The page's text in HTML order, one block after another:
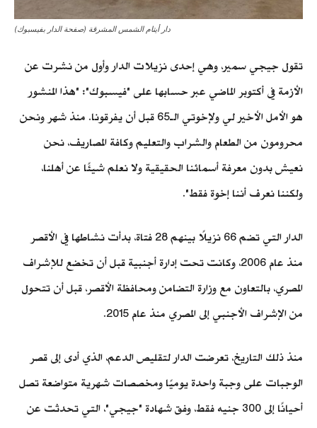
دار أيتام الشمس المشرقة (صفحة الدار بفيسبوك)
تقول جيجي سمير، وهي إحدى نزيلات الدار وأول من نشرت عن
الأزمة في أكتوبر الماضي عبر حسابها على "فيسبوك": "هذا المنشور
هو الأمل الأخير لي ولإخوتي الـ65 قبل أن يفرقونا. منذ شهر ونحن
محرومون من الطعام والشراب والتعليم وكافة المصاريف، نحن
نعيش بدون معرفة أسمائنا الحقيقية ولا نعلم شيئًا عن أهلنا،
ولكننا نعرف أننا إخوة فقط".
الدار التي تضم 66 نزيلًا بينهم 28 فتاة، بدأت نشاطها في الأقصر
منذ عام 2006، وكانت تحت إدارة أجنبية قبل أن تخضع للإشراف
المصري، بالتعاون مع وزارة التضامن ومحافظة الأقصر، قبل أن تتحول
من الإشراف الأجنبي إلى المصري منذ عام 2015.
منذ ذلك التاريخ، تعرضت الدار لتقليص الدعم، الذي أدى إلى قصر
الوجبات على وجبة واحدة يوميًا ومخصصات شهرية متواضعة تصل
أحيانًا إلى 300 جنيه فقط، وفق شهادة "جيجي"، التي تحدثت عن